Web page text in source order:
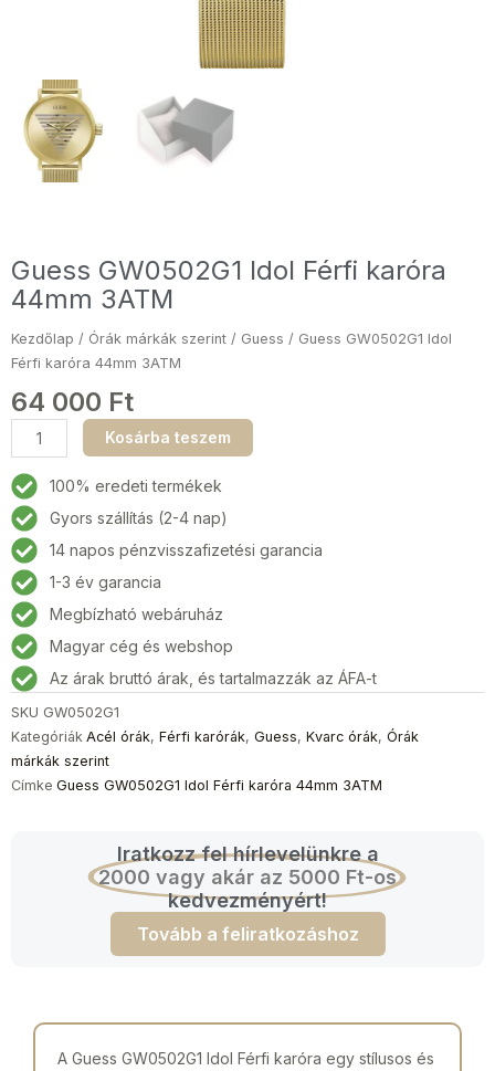
Guess GW0502G1 Idol Férfi karóra
44mm 3ATM
Kezdőlap / Órák márkák szerint / Guess / Guess GW0502G1 Idol
Férfi karóra 44mm 3ATM
64 000 Ft
Guess
GW0502G1
Idol
Férfi
karóra
44mm
3ATM
mennyiség
Kosárba teszem
100% eredeti termékek
Gyors szállítás (2-4 nap)
14 napos pénzvisszafizetési garancia
1-3 év garancia
Megbízható webáruház
Magyar cég és webshop
Az árak bruttó árak, és tartalmazzák az ÁFA-t
SKU GW0502G1
Kategóriák Acél órák, Férfi karórák, Guess, Kvarc órák, Órák
márkák szerint
Címke Guess GW0502G1 Idol Férfi karóra 44mm 3ATM
Iratkozz fel hírlevelünkre a
2000 vagy akár az 5000 Ft-os
kedvezményért!
Tovább a feliratkozáshoz
A Guess GW0502G1 Idol Férfi karóra egy stílusos és